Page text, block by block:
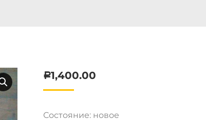
Р1,400.00
Состояние: новое